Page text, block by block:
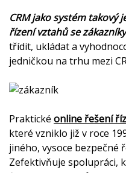
CRM jako systém takový
řízení vztahů se
třídit, ukládat a
jedničkou na trhu mezi
Praktické online řešení
které vzniklo již v roce
jiného, vysoce bezpečné
Zefektivňuje spolupráci,